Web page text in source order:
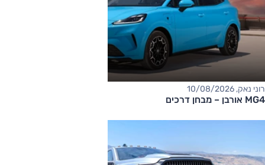
רוני נאק, 10/08/2026
MG4 אורבן – מבחן דרכים